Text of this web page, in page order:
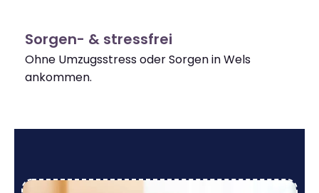
Sorgen- & stressfrei
Ohne Umzugsstress oder Sorgen in Wels
ankommen.